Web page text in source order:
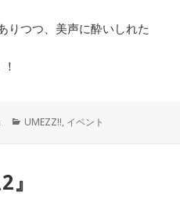
りつつ、美声に酔いしれた
カ
UMEZZ!!, イベント
』